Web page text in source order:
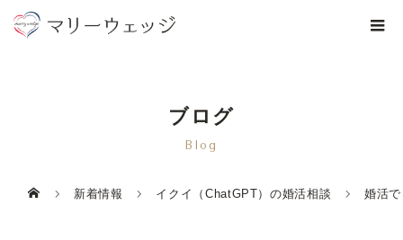
ブログ
Blog
新着情報 イクイ（ChatGPT）の婚活相談 婚活